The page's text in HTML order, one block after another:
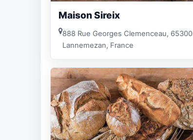
Maison Sireix
888 Rue Georges Clemenceau, 65300
Lannemezan, France